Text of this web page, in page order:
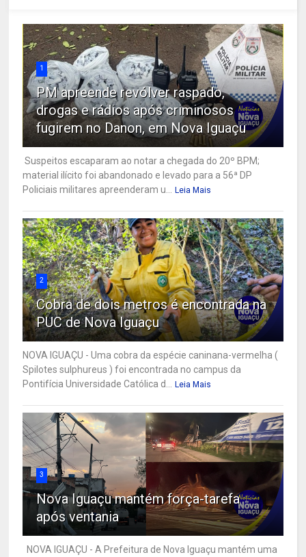
1
PM apreende revólver raspado,
drogas e rádios após criminosos
fugirem no Danon, em Nova Iguaçu
Suspeitos escaparam ao notar a chegada do 20º BPM;
material ilícito foi abandonado e levado para a 56ª DP
Policiais militares apreenderam u...
Leia Mais
2
Cobra de dois metros é encontrada na
PUC de Nova Iguaçu
NOVA IGUAÇU - Uma cobra da espécie caninana-vermelha (
Spilotes sulphureus ) foi encontrada no campus da
Pontifícia Universidade Católica d...
Leia Mais
3
Nova Iguaçu mantém força-tarefa
após ventania
NOVA IGUAÇU - A Prefeitura de Nova Iguaçu mantém uma